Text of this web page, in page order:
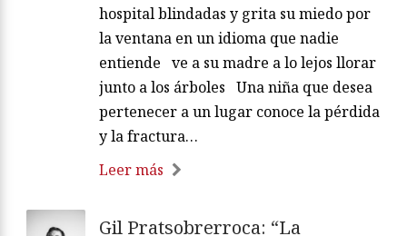
hospital blindadas y grita su miedo por
la ventana en un idioma que nadie
entiende ve a su madre a lo lejos llorar
junto a los árboles Una niña que desea
pertenecer a un lugar conoce la pérdida
y la fractura…
Leer más
Gil Pratsobrerroca: “La